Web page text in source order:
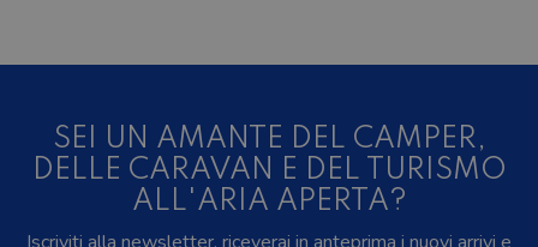
SEI UN AMANTE DEL CAMPER,
DELLE CARAVAN E DEL TURISMO
ALL'ARIA APERTA?